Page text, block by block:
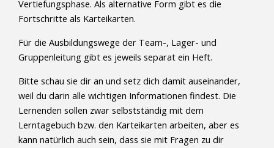
Vertiefungsphase. Als alternative Form gibt es die
Fortschritte als Karteikarten.
Für die Ausbildungswege der Team-, Lager- und
Gruppenleitung gibt es jeweils separat ein Heft.
Bitte schau sie dir an und setz dich damit auseinander,
weil du darin alle wichtigen Informationen findest. Die
Lernenden sollen zwar selbstständig mit dem
Lerntagebuch bzw. den Karteikarten arbeiten, aber es
kann natürlich auch sein, dass sie mit Fragen zu dir